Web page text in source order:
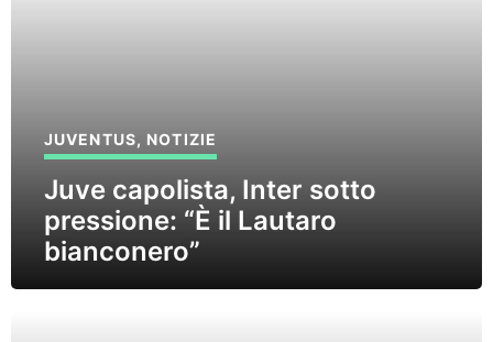
JUVENTUS, NOTIZIE
Juve capolista, Inter sotto
pressione: “È il Lautaro
bianconero”